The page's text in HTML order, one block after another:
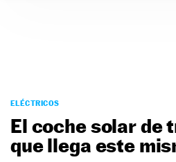
PODCAST
MOTOS
TECNOLOGÍA
SUPERCOCHES
ELÉCTRICOS
El coche solar de
que llega este